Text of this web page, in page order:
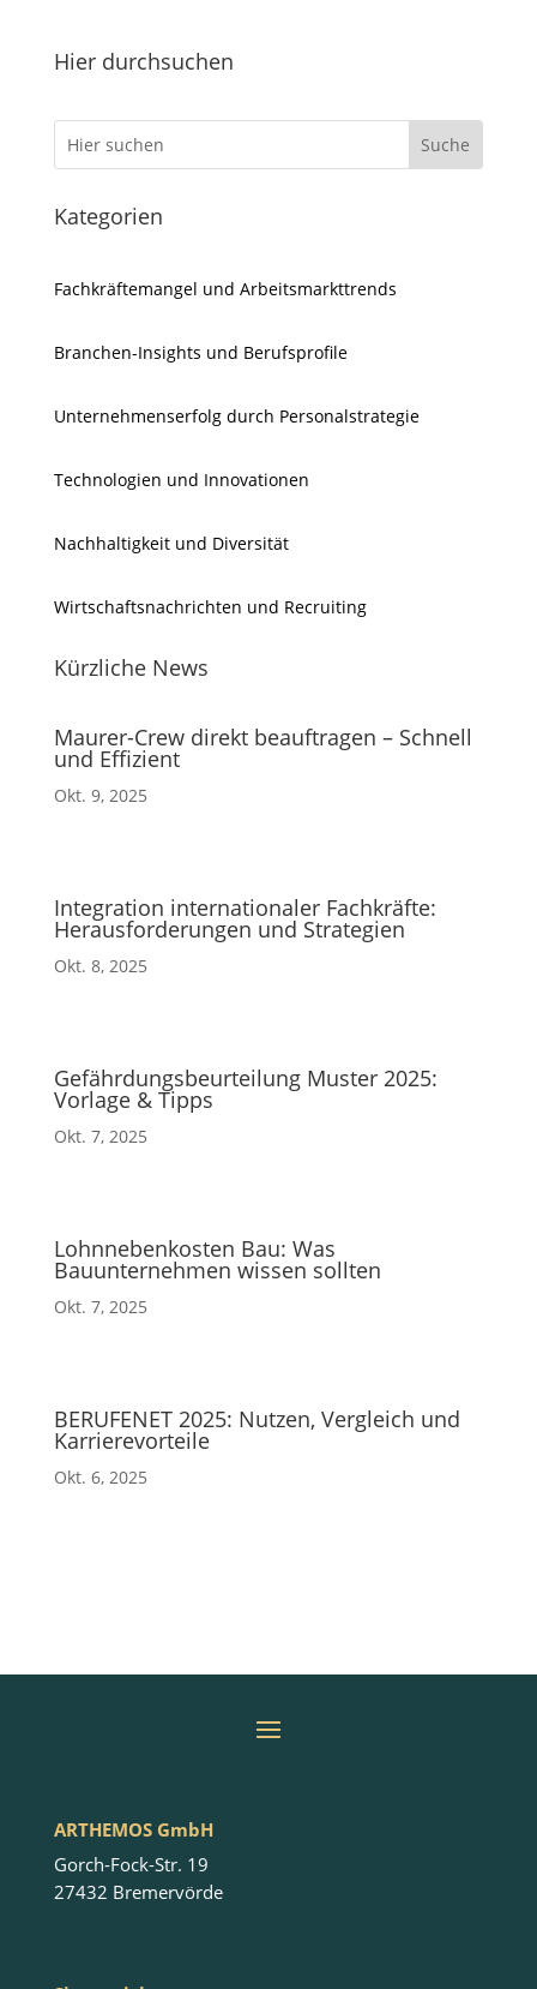
Hier durchsuchen
Kategorien
Fachkräftemangel und Arbeitsmarkttrends
Branchen-Insights und Berufsprofile
Unternehmenserfolg durch Personalstrategie
Technologien und Innovationen
Nachhaltigkeit und Diversität
Wirtschaftsnachrichten und Recruiting
Kürzliche News
Maurer-Crew direkt beauftragen – Schnell
und Effizient
Okt. 9, 2025
Integration internationaler Fachkräfte:
Herausforderungen und Strategien
Okt. 8, 2025
Gefährdungsbeurteilung Muster 2025:
Vorlage & Tipps
Okt. 7, 2025
Lohnnebenkosten Bau: Was
Bauunternehmen wissen sollten
Okt. 7, 2025
BERUFENET 2025: Nutzen, Vergleich und
Karrierevorteile
Okt. 6, 2025
ARTHEMOS GmbH
Gorch-Fock-Str. 19
27432 Bremervörde